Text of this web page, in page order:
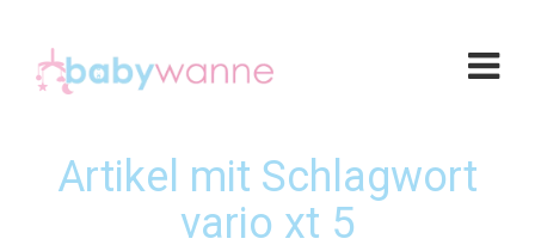
Artikel mit Schlagwort
vario xt 5